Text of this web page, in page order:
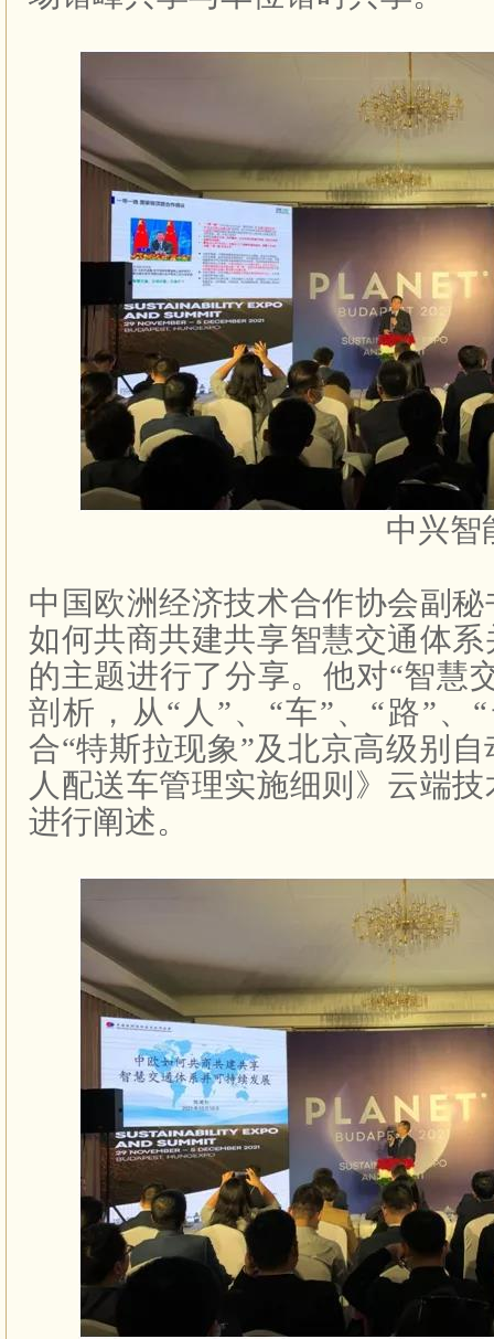
中兴智
中国欧洲经济技术合作协会副
如何共商共建共享智慧交通体
的主题进行了分享。他对“智慧
剖析，从“人”、“车”、“路”、
合“特斯拉现象”及北京高级别
人配送车管理实施细则》云端
进行阐述。